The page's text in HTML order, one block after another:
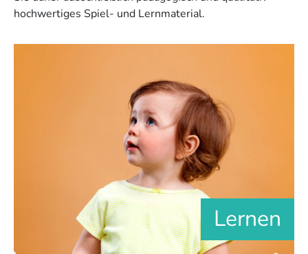
hochwertiges Spiel- und Lernmaterial.
Lernen